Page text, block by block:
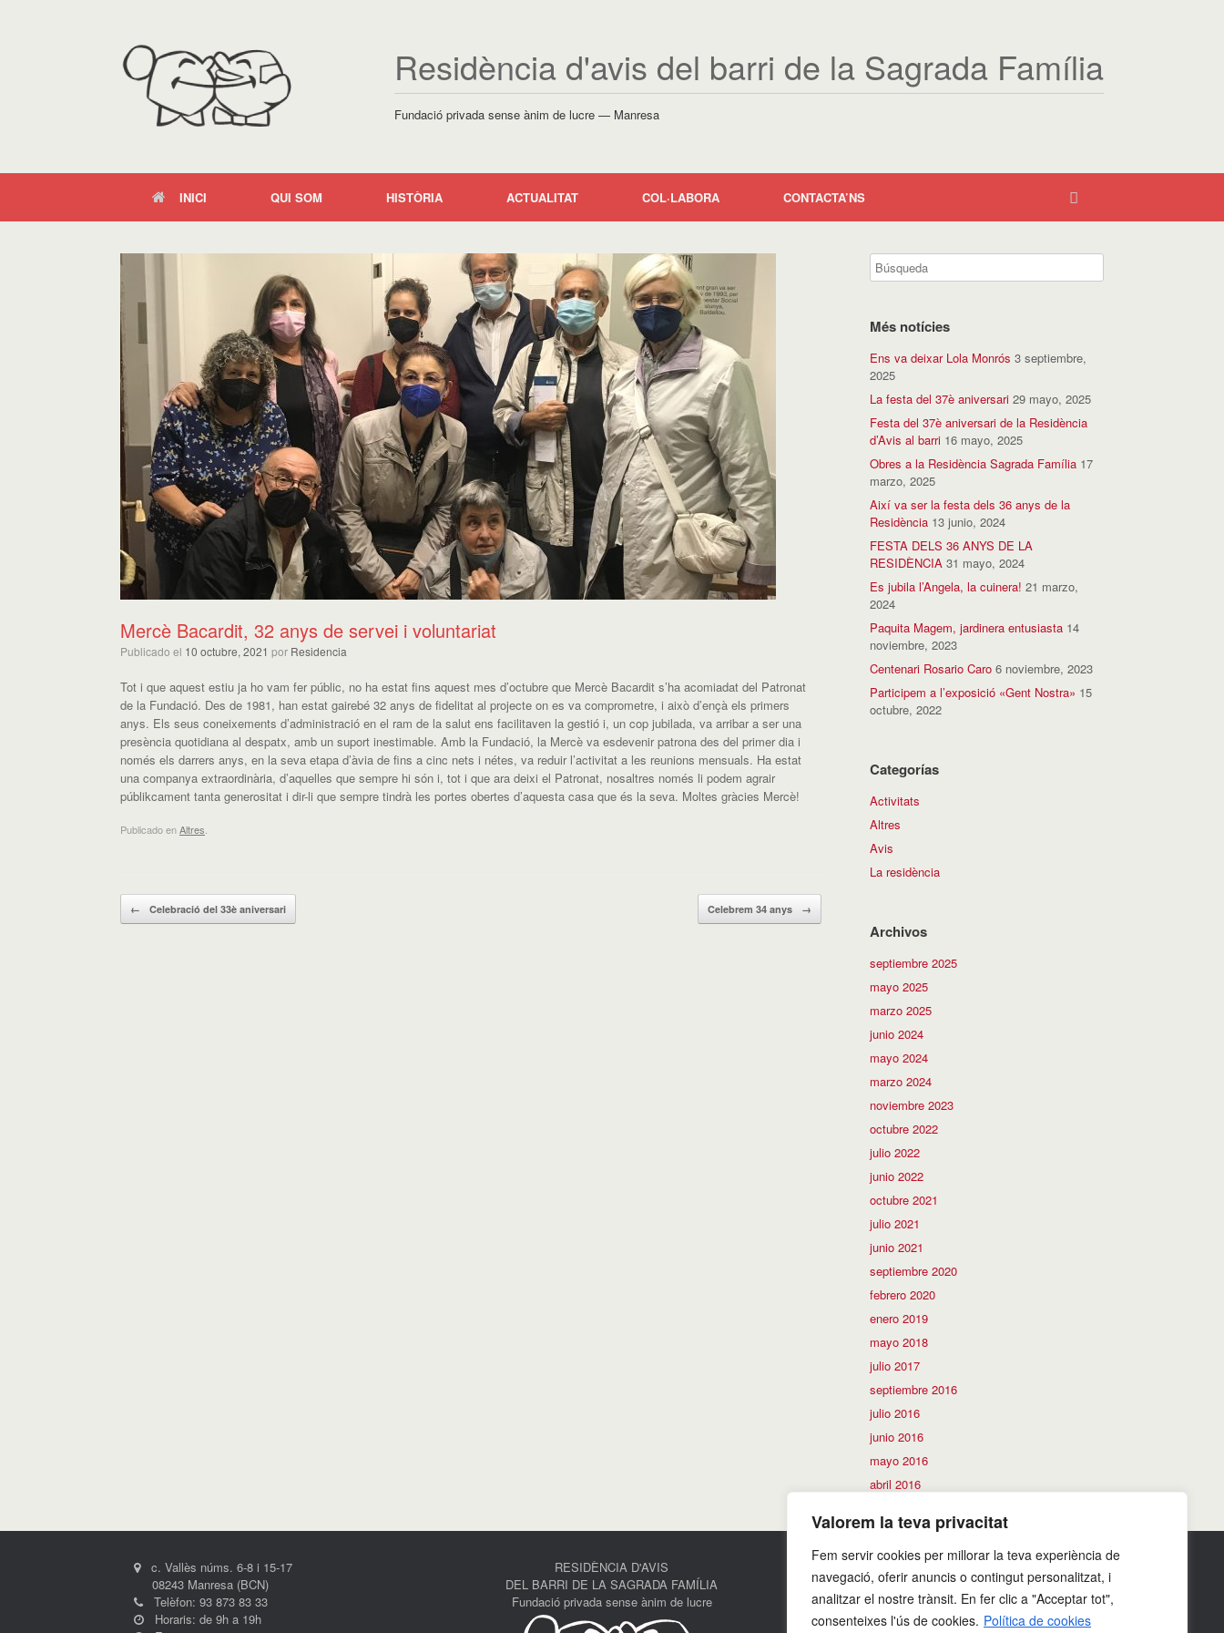
Valorem la teva privacitat
Fem servir cookies per millorar la teva experiència de
navegació, oferir anuncis o contingut personalitzat, i
analitzar el nostre trànsit. En fer clic a "Acceptar tot",
consenteixes l'ús de cookies. Política de cookies
Residència d'avis del barri de la Sagrada Família
Fundació privada sense ànim de lucre — Manresa
INICI QUI SOM HISTÒRIA ACTUALITAT COL·LABORA CONTACTA’NS
Mercè Bacardit, 32 anys de servei i voluntariat
Publicado el 10 octubre, 2021 por Residencia
Tot i que aquest estiu ja ho vam fer públic, no ha estat fins aquest mes d’octubre que Mercè Bacardit s’ha acomiadat del Patronat
de la Fundació. Des de 1981, han estat gairebé 32 anys de fidelitat al projecte on es va comprometre, i això d’ençà els primers
anys. Els seus coneixements d’administració en el ram de la salut ens facilitaven la gestió i, un cop jubilada, va arribar a ser una
presència quotidiana al despatx, amb un suport inestimable. Amb la Fundació, la Mercè va esdevenir patrona des del primer dia i
només els darrers anys, en la seva etapa d’àvia de fins a cinc nets i nétes, va reduir l’activitat a les reunions mensuals. Ha estat
una companya extraordinària, d’aquelles que sempre hi són i, tot i que ara deixi el Patronat, nosaltres només li podem agrair
públikcament tanta generositat i dir-li que sempre tindrà les portes obertes d’aquesta casa que és la seva. Moltes gràcies Mercè!
Publicado enAltres
Navegador de artículos
← Celebració del 33è aniversari Celebrem 34 anys →
Més notícies
Ens va deixar Lola Monrós 3 septiembre,
2025
La festa del 37è aniversari 29 mayo, 2025
Festa del 37è aniversari de la Residència
d’Avis al barri 16 mayo, 2025
Obres a la Residència Sagrada Família 17
marzo, 2025
Així va ser la festa dels 36 anys de la
Residència 13 junio, 2024
FESTA DELS 36 ANYS DE LA
RESIDÈNCIA 31 mayo, 2024
Es jubila l’Angela, la cuinera! 21 marzo,
2024
Paquita Magem, jardinera entusiasta 14
noviembre, 2023
Centenari Rosario Caro 6 noviembre, 2023
Participem a l’exposició «Gent Nostra» 15
octubre, 2022
Categorías
Activitats
Altres
Avis
La residència
Archivos
septiembre 2025
mayo 2025
marzo 2025
junio 2024
mayo 2024
marzo 2024
noviembre 2023
octubre 2022
julio 2022
junio 2022
octubre 2021
julio 2021
junio 2021
septiembre 2020
febrero 2020
enero 2019
mayo 2018
julio 2017
septiembre 2016
julio 2016
junio 2016
mayo 2016
abril 2016
c. Vallès núms. 6-8 i 15-17
08243 Manresa (BCN)
Telèfon: 93 873 83 33
Horaris: de 9h a 19h
RESIDÈNCIA D'AVIS
DEL BARRI DE LA SAGRADA FAMÍLIA
Fundació privada sense ànim de lucre